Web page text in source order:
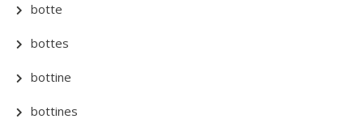
botte
bottes
bottine
bottines